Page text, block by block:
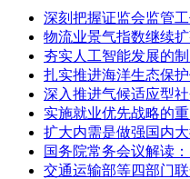
深刻把握证监会监管
物流业景气指数继续
夯实人工智能发展的
扎实推进海洋生态保
深入推进气候适应型
实施就业优先战略的
扩大内需是做强国内
国务院常务会议解读
交通运输部等四部门